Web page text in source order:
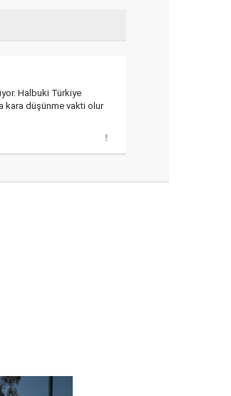
Halbuki Türkiye
kara düşünme vakti olur